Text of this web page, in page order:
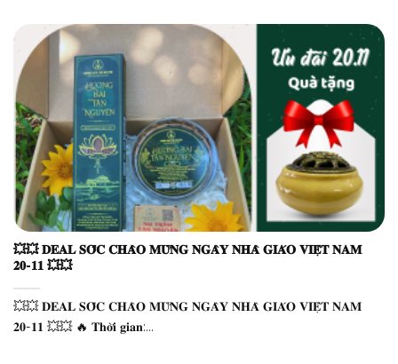
💥💥 𝐃𝐄𝐀𝐋 𝐒𝐎̂́𝐂 𝐂𝐇𝐀̀𝐎 𝐌𝐔̛̀𝐍𝐆 𝐍𝐆𝐀̀𝐘 𝐍𝐇𝐀̀ 𝐆𝐈𝐀́𝐎 𝐕𝐈𝐄̣̂𝐓 𝐍𝐀𝐌
𝟐𝟎-𝟏𝟏 💥💥
💥💥 𝐃𝐄𝐀𝐋 𝐒𝐎̂́𝐂 𝐂𝐇𝐀̀𝐎 𝐌𝐔̛̀𝐍𝐆 𝐍𝐆𝐀̀𝐘 𝐍𝐇𝐀̀ 𝐆𝐈𝐀́𝐎 𝐕𝐈𝐄̣̂𝐓 𝐍𝐀𝐌
𝟐𝟎-𝟏𝟏 💥💥 🔥 𝐓𝐡𝐨̛̀𝐢 𝐠𝐢𝐚𝐧:...